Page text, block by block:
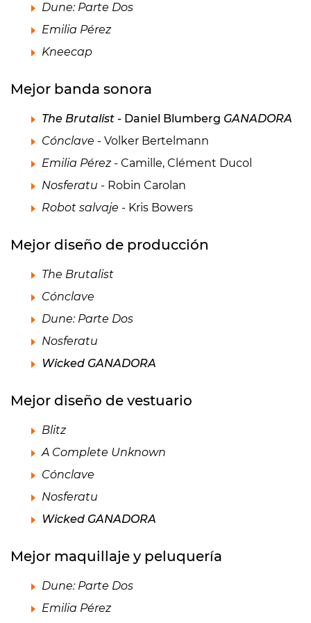
Dune: Parte Dos
Emilia Pérez
Kneecap
Mejor banda sonora
The Brutalist - Daniel Blumberg GANADORA
Cónclave - Volker Bertelmann
Emilia Pérez- Camille, Clément Ducol
Nosferatu - Robin Carolan
Robot salvaje - Kris Bowers
Mejor diseño de producción
The Brutalist
Cónclave
Dune: Parte Dos
Nosferatu
Wicked GANADORA
Mejor diseño de vestuario
Blitz
A Complete Unknown
Cónclave
Nosferatu
Wicked GANADORA
Mejor maquillaje y peluquería
Dune: Parte Dos
Emilia Pérez